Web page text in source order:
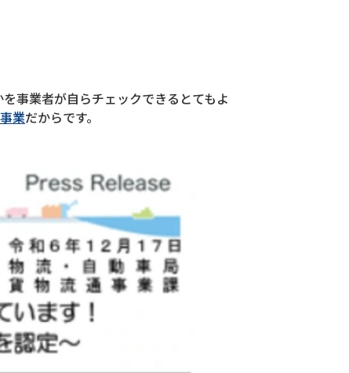
事業者が自らチェックできるとてもよ
業だからです。